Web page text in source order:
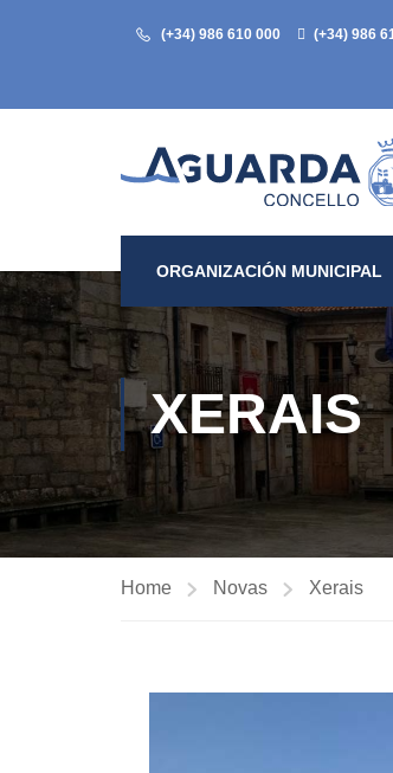
(+34) 986 610 000 (+34) 986
ORGANIZACIÓN MUNICIPAL
XERAIS
Home Novas Xerais